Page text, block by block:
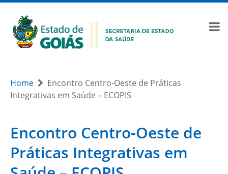
Home
Encontro Centro-Oeste de Práticas
Integrativas em Saúde – ECOPIS
Encontro Centro-Oeste de
Práticas Integrativas em